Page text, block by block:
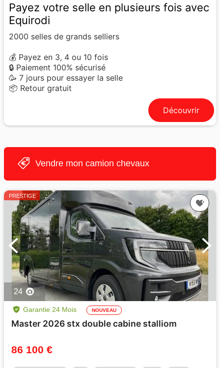
Payez votre selle en plusieurs fois avec
Equirodi
2000 selles de grands selliers
💰 Payez en 3, 4 ou 10 fois
🔒 Paiement 100% sécurisé
🥳 7 jours pour essayer la selle
📦 Retour gratuit
Découvrir
Vendre mon camion chevaux
PRESTIGE
24
Garantie 24 Mois NOUVEAU
Master 2026 stx double cabine stalliom
86 100 €